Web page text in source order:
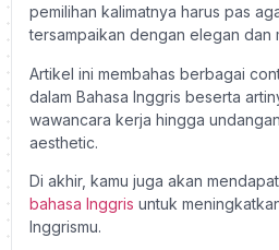
pemilihan kalimatnya harus pas
tersampaikan dengan elegan dan
Artikel ini membahas berbagai
dalam Bahasa Inggris beserta
wawancara kerja hingga
aesthetic.
Di akhir, kamu juga akan
bahasa Inggris untuk
Inggrismu.